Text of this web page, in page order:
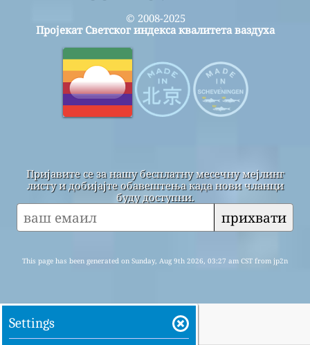
© 2008-2025
Пројекат Светског индекса квалитета ваздуха
Пријавите се за нашу бесплатну месечну мејлинг
листу и добијајте обавештења када нови чланци
буду доступни.
прихвати
This page has been generated on Sunday, Aug 9th 2026, 03:27 am CST from jp2n
Settings